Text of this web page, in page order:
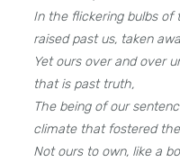
In the flickering bulbs of
raised past us, taken
Yet ours over and over
that is past truth,
The being of our
climate that fostered
Not ours to own, like a